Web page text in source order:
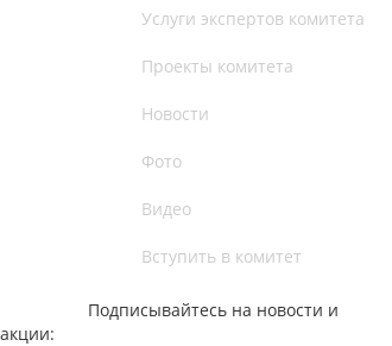
Услуги экспертов комитета
Проекты комитета
Новости
Фото
Видео
Вступить в комитет
Подписывайтесь на новости и
акции: